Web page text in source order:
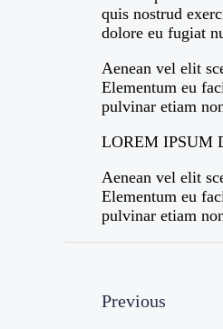
quis nostrud
dolore eu fugiat
Aenean vel elit
Elementum eu
pulvinar etiam
LOREM IPSUM
Aenean vel elit
Elementum eu
pulvinar etiam
Previous